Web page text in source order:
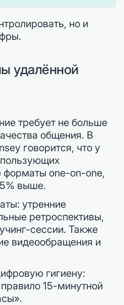
но и
удалённой
требует не больше
общения. В
говорится, что у
форматы one-on-one,
выше.
утренние
ретроспективы,
сессии. Также
видеообращения и
гигиену:
15-минутной